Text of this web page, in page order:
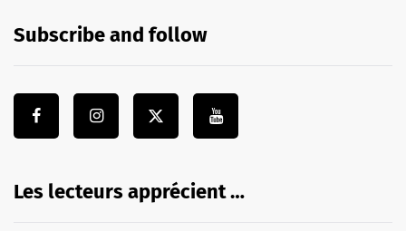
Subscribe and follow
Les lecteurs apprécient …